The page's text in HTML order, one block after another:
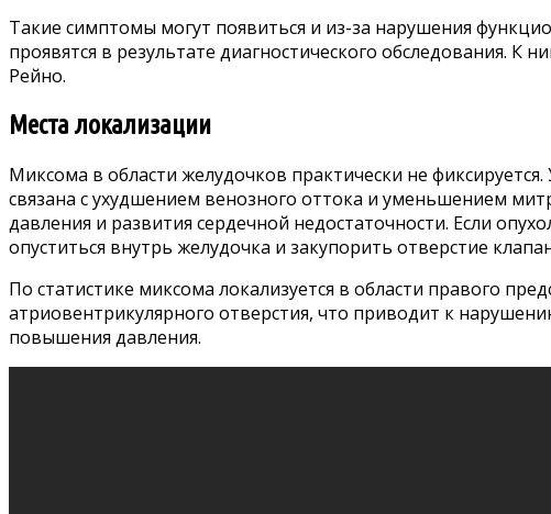
Такие симптомы могут появиться и из-за нарушения
проявятся в результате диагностического обследования.
Рейно.
Места локализации
Миксома в области желудочков практически не
связана с ухудшением венозного оттока и уменьшением
давления и развития сердечной недостаточности. Если
опуститься внутрь желудочка и закупорить отверстие
По статистике миксома локализуется в области правого
атриовентрикулярного отверстия, что приводит к
повышения давления.